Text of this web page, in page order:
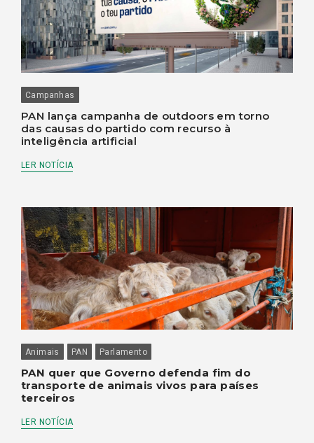
Campanhas
PAN lança campanha de outdoors em torno
das causas do partido com recurso à
inteligência artificial
LER NOTÍCIA
Animais PAN Parlamento
PAN quer que Governo defenda fim do
transporte de animais vivos para países
terceiros
LER NOTÍCIA